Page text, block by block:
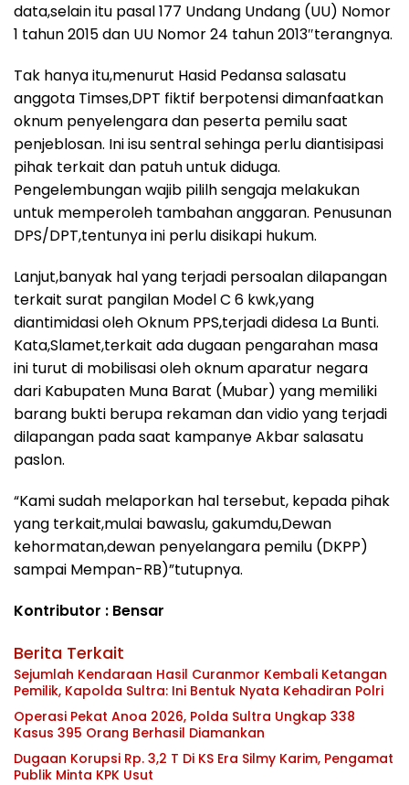
data,selain itu pasal 177 Undang Undang (UU) Nomor
1 tahun 2015 dan UU Nomor 24 tahun 2013″terangnya.
Tak hanya itu,menurut Hasid Pedansa salasatu
anggota Timses,DPT fiktif berpotensi dimanfaatkan
oknum penyelengara dan peserta pemilu saat
penjeblosan. Ini isu sentral sehinga perlu diantisipasi
pihak terkait dan patuh untuk diduga.
Pengelembungan wajib pililh sengaja melakukan
untuk memperoleh tambahan anggaran. Penusunan
DPS/DPT,tentunya ini perlu disikapi hukum.
Lanjut,banyak hal yang terjadi persoalan dilapangan
terkait surat pangilan Model C 6 kwk,yang
diantimidasi oleh Oknum PPS,terjadi didesa La Bunti.
Kata,Slamet,terkait ada dugaan pengarahan masa
ini turut di mobilisasi oleh oknum aparatur negara
dari Kabupaten Muna Barat (Mubar) yang memiliki
barang bukti berupa rekaman dan vidio yang terjadi
dilapangan pada saat kampanye Akbar salasatu
paslon.
“Kami sudah melaporkan hal tersebut, kepada pihak
yang terkait,mulai bawaslu, gakumdu,Dewan
kehormatan,dewan penyelangara pemilu (DKPP)
sampai Mempan-RB)”tutupnya.
Kontributor : Bensar
Berita Terkait
Sejumlah Kendaraan Hasil Curanmor Kembali Ketangan
Pemilik, Kapolda Sultra: Ini Bentuk Nyata Kehadiran Polri
Operasi Pekat Anoa 2026, Polda Sultra Ungkap 338
Kasus 395 Orang Berhasil Diamankan
Dugaan Korupsi Rp. 3,2 T Di KS Era Silmy Karim, Pengamat
Publik Minta KPK Usut